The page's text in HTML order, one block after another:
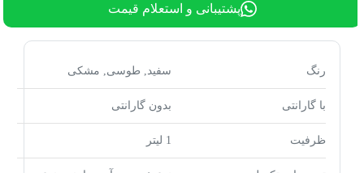
پشتیبانی و استعلام قیمت
رنگ سفید, طوسی, مشکی
با گارانتی بدون گارانتی
ظرفیت